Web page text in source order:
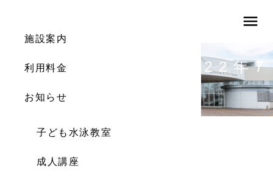
menu
施設案内
利用料金
お知らせ
子ども水泳教室
成人講座
体育館利用案内（2022年7